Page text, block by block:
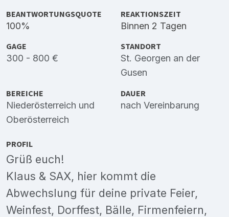
BEANTWORTUNGSQUOTE
100%
REAKTIONSZEIT
Binnen 2 Tagen
GAGE
300 - 800 €
STANDORT
St. Georgen an der
Gusen
BEREICHE
Niederösterreich und
Oberösterreich
DAUER
nach Vereinbarung
PROFIL
Grüß euch!
Klaus & SAX, hier kommt die
Abwechslung für deine private Feier,
Weinfest, Dorffest, Bälle, Firmenfeiern,